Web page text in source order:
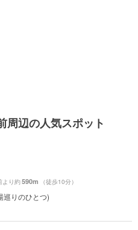
周辺の人気スポット
より約590m （徒歩10分）
りのひとつ)